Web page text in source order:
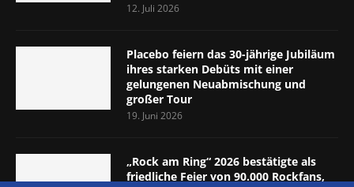
12. Juli 2026
Placebo feiern das 30-jährige Jubiläum
ihres starken Debüts mit einer
gelungenen Neuabmischung und
großer Tour
19. Juni 2026
„Rock am Ring“ 2026 bestätigte als
friedliche Feier von 90.000 Rockfans,